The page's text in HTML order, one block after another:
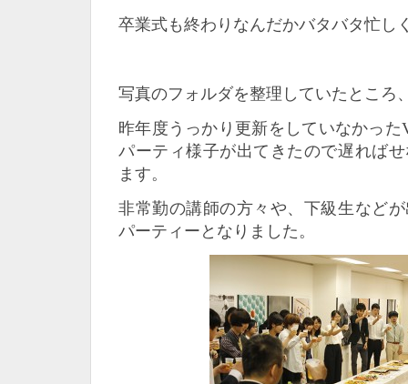
卒業式も終わりなんだかバタバタ忙し
写真のフォルダを整理していたところ
昨年度うっかり更新をしていなかっ
パーティ様子が出てきたので遅れば
ます。
非常勤の講師の方々や、下級生など
パーティーとなりました。